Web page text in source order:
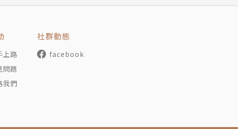
上路
問題
我們
社群動態
facebook